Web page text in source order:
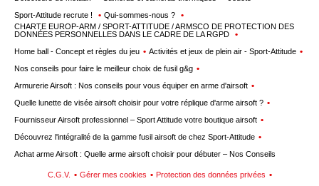
Sport-Attitude recrute !
Qui-sommes-nous ?
CHARTE EUROP-ARM / SPORT-ATTITUDE / ARMSCO DE PROTECTION DES
DONNÉES PERSONNELLES DANS LE CADRE DE LA RGPD
Home ball - Concept et règles du jeu
Activités et jeux de plein air - Sport-Attitude
Nos conseils pour faire le meilleur choix de fusil g&g
Armurerie Airsoft : Nos conseils pour vous équiper en arme d'airsoft
Quelle lunette de visée airsoft choisir pour votre réplique d'arme airsoft ?
Fournisseur Airsoft professionnel – Sport Attitude votre boutique airsoft
Découvrez l'intégralité de la gamme fusil airsoft de chez Sport-Attitude
Achat arme Airsoft : Quelle arme airsoft choisir pour débuter – Nos Conseils
C.G.V. Gérer mes cookies
Protection des données privées